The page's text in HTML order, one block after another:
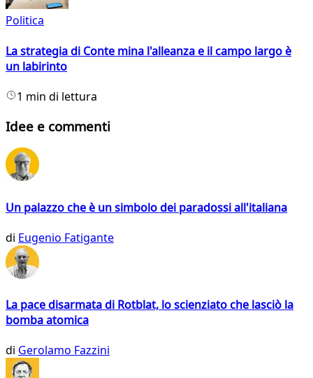
Politica
La strategia di Conte mina l'alleanza e il campo largo è
un labirinto
1 min di lettura
Idee e commenti
Un palazzo che è un simbolo dei paradossi all'italiana
di Eugenio Fatigante
La pace disarmata di Rotblat, lo scienziato che lasciò la
bomba atomica
di Gerolamo Fazzini